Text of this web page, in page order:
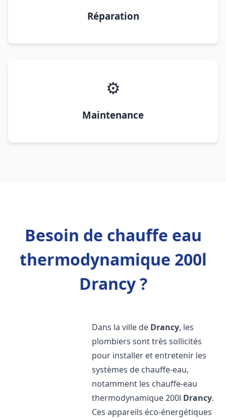
Réparation
⚙️
Maintenance
Besoin de chauffe eau
thermodynamique 200l
Drancy ?
Dans la ville de Drancy, les
plombiers sont très sollicités
pour installer et entretenir les
systèmes de chauffe-eau,
notamment les chauffe-eau
thermodynamique 200l Drancy.
Ces appareils éco-énergétiques